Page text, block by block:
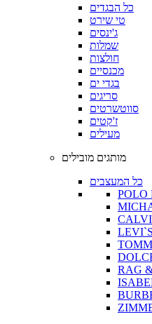
כל הבגדים
טי שירט
ג'ינסים
שמלות
חולצות
מכנסיים
בגדי ים
סריגים
סווטשרטים
ז'קטים
מעילים
מותגים מובילים
כל המעצבים
POLO
LEVI`S
RAG